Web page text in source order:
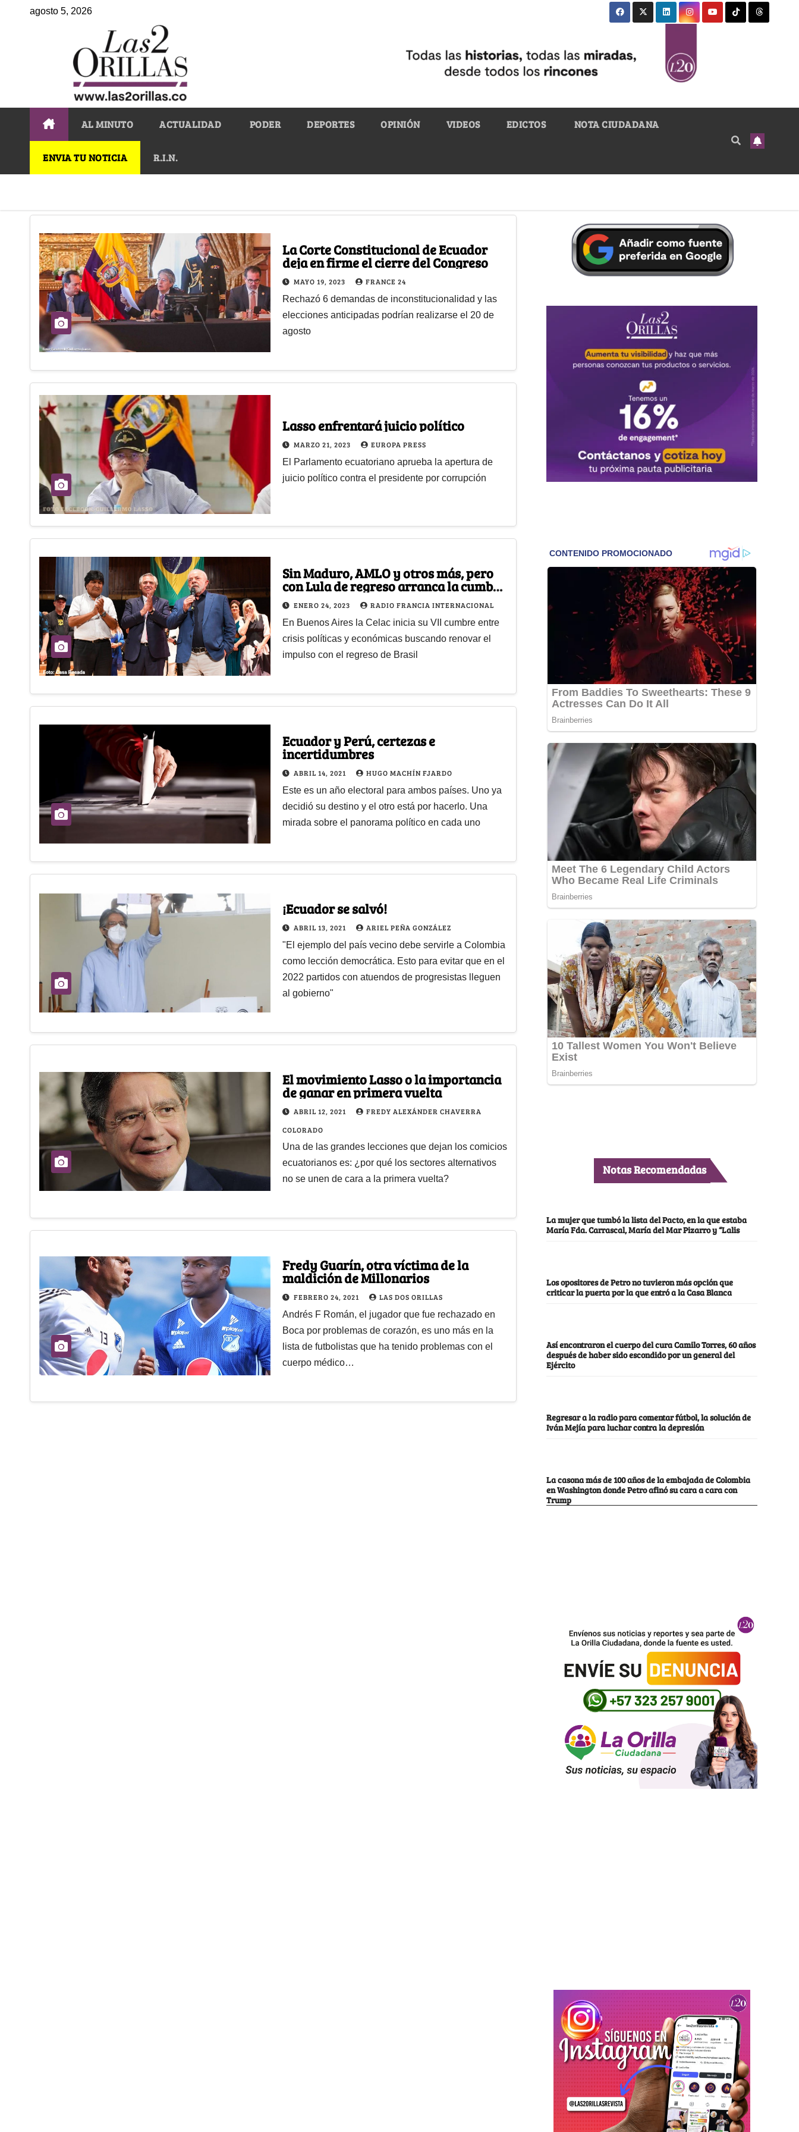
agosto 5, 2026
AL MINUTO ACTUALIDAD PODER DEPORTES OPINIÓN VIDEOS EDICTOS NOTA CIUDADANA
ENVIA TU NOTICIA R.I.N.
La Corte Constitucional de Ecuador
deja en firme el cierre del Congreso
MAYO 19, 2023 FRANCE 24
Rechazó 6 demandas de inconstitucionalidad y las
elecciones anticipadas podrían realizarse el 20 de
agosto
Lasso enfrentará juicio político
MARZO 21, 2023 EUROPA PRESS
El Parlamento ecuatoriano aprueba la apertura de
juicio político contra el presidente por corrupción
Sin Maduro, AMLO y otros más, pero
con Lula de regreso arranca la cumbre
latinoamericana
ENERO 24, 2023 RADIO FRANCIA INTERNACIONAL
En Buenos Aires la Celac inicia su VII cumbre entre
crisis políticas y económicas buscando renovar el
impulso con el regreso de Brasil
Ecuador y Perú, certezas e
incertidumbres
ABRIL 14, 2021 HUGO MACHÍN FJARDO
Este es un año electoral para ambos países. Uno ya
decidió su destino y el otro está por hacerlo. Una
mirada sobre el panorama político en cada uno
¡Ecuador se salvó!
ABRIL 13, 2021 ARIEL PEÑA GONZÁLEZ
"El ejemplo del país vecino debe servirle a Colombia
como lección democrática. Esto para evitar que en el
2022 partidos con atuendos de progresistas lleguen
al gobierno"
El movimiento Lasso o la importancia
de ganar en primera vuelta
ABRIL 12, 2021
FREDY ALEXÁNDER CHAVERRA
COLORADO
Una de las grandes lecciones que dejan los comicios
ecuatorianos es: ¿por qué los sectores alternativos
no se unen de cara a la primera vuelta?
Fredy Guarín, otra víctima de la
maldición de Millonarios
FEBRERO 24, 2021 LAS DOS ORILLAS
Andrés F Román, el jugador que fue rechazado en
Boca por problemas de corazón, es uno más en la
lista de futbolistas que ha tenido problemas con el
cuerpo médico…
Notas Recomendadas
La mujer que tumbó la lista del Pacto, en la que estaba
María Fda. Carrascal, María del Mar Pizarro y “Lalis
Los opositores de Petro no tuvieron más opción que
criticar la puerta por la que entró a la Casa Blanca
Así encontraron el cuerpo del cura Camilo Torres, 60 años
después de haber sido escondido por un general del
Ejército
Regresar a la radio para comentar fútbol, la solución de
Iván Mejía para luchar contra la depresión
La casona más de 100 años de la embajada de Colombia
en Washington donde Petro afinó su cara a cara con
Trump